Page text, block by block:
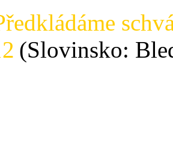
(Slovinsko: